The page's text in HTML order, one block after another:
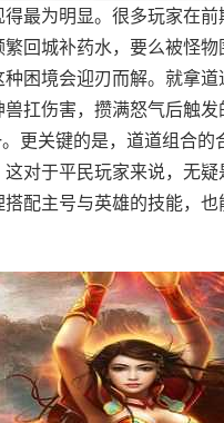
最为明显。很多玩家在
回城补药水，要么被怪
困境会迎刃而解。就拿
扛伤害，攒满怒气后触
更关键的是，道道组合
对于平民玩家来说，无
配主号与英雄的技能，